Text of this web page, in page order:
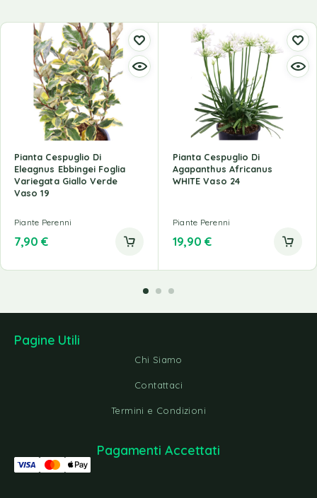
Pianta Cespuglio Di
Eleagnus Ebbingei Foglia
Variegata Giallo Verde
Vaso 19
Piante Perenni
7,90€
Pianta Cespuglio Di
Agapanthus Africanus
WHITE Vaso 24
Piante Perenni
19,90 €
Pagine Utili
Chi Siamo
Contattaci
Termini e Condizioni
Pagamenti Accettati